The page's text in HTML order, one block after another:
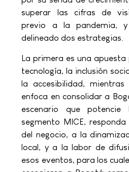
superar las cifras de
previo a la pandemia,
delineado dos estrategias.
La primera es una
tecnología, la inclusión
la accesibilidad,
enfoca en consolidar a
escenario que
segmento MICE,
del negocio, a la
local, y a la labor de
esos eventos, para los